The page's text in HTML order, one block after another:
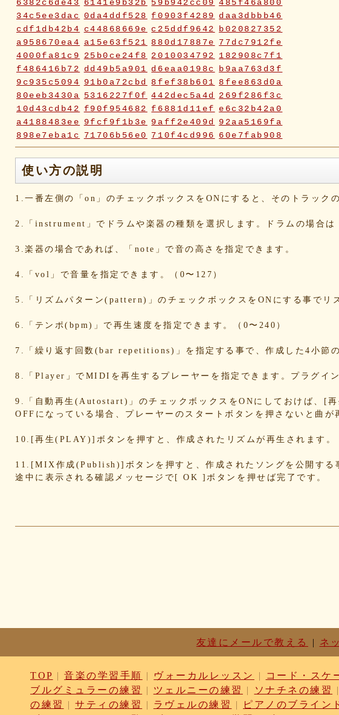
6382c6de43
6141e9b32b 59b942cc09 485f46a800
34c5ee3dac 0da4ddf528 f0903f4289
daa3dbbb46
cdf1db42b4
c44868669e c25ddf9642
b020827352
a958670ea4
a15e63f521 880d17887e
77dc7912fe
4000fa81c9
25b0ce24f8 2010034792
182908c7f1
f486416b72
dd49b5a901 d6eaa0198c
b9aa763d3f
9c935c5094
91b0a72cbd 8fef38b601
8fee863d0a
80eeb3430a
5316227f0f 442dec5a4d
269f286f3c
10d43cdb42
f90f954682 f6881d11ef
e6c32b42a0
a4188483ee
9fcf9f1b3e 9aff2e409d
92aa5169fa
898e7eba1c
71706b56e0 710f4cd996
60e7fab908
2fc2817e70 2fbd748ca9 2bc2c23116 18ae976a5f
0a5c7d06ca
072e6fe598
d6a569fc0b cd3dccbd2e
9519718cc1 8dbfbb62db 80769b257d
66befeb510
eb3fa731cd ca1398119b c8cb07711a ba23f8e41e
0ec360312d faa9413074 edf12ab6c3
dee16d27c4
b5b6539562
9fcce57df6 8b24beae51
856c39952d
8288cef79d 4c796286c6
1568abddff
0de2e30836 02998e587d
d5377cd92c
9ef6ebcac2 99ce8a767d 924d9cb69e 924420a7a3
5e80ad5293 5095988ef6 4b7930b4d0 2038b53613
d836b49a9d d76a3e8c23 b9fed15d2b
b38ab1d1b8
a01087c2be 83d205db59 8058ee16b9 6709558878
49f63675b9 15ebcaa807 f447739453
f1c0d3dc34
b0ebace0d4 aa7f949dad a558c898d9 6c1bd04085
e186dc0158 d654560420 c7b6a2d824 c2d4263ad3
b6a3ebae49
a1d5a5a815 8e583fa566 7ad1494187
f839ea6eb8 f59ab6f876 d4f92dc6f9 c81b0593c1
b77b06e8c8 b6c669ff01
b0b41f52fa 96116e3c1b 87fe98e89a 8247dd5d17
7c7c130e4a 7518e463a7 56dc16e387 51b2dae66f
3e795bcaec 010563934b f49c4744b8 e5442af73b
使い方の説明
1.一番左側の「on」のチェックボックスをONにすると、そのトラック
2.「instrument」でドラムや楽器の種類を選択します。ドラムの場合
3.楽器の場合であれば、「note」で音の高さを指定できます。
4.「vol」で音量を指定できます。（0〜127）
5.「リズムパターン(pattern)」のチェックボックスをONにする事でリ
6.「テンポ(bpm)」で再生速度を指定できます。（0〜240）
7.「繰り返す回数(bar repetitions)」を指定する事で、作成した4小節
8.「Player」でMIDIを再生するプレーヤーを指定できます。プラグイ
9.「自動再生(Autostart)」のチェックボックスをONにしておけば、[
OFFになっている場合、プレーヤーのスタートボタンを押さないと曲が
10.[再生(PLAY)]ボタンを押すと、作成されたリズムが再生されます。
11.[MIX作成(Publish)]ボタンを押すと、作成されたソングを公開する
途中に表示される確認メッセージで[ OK ]ボタンを押せば完了です。
友達にメールで教える | ネ
TOP |音楽の学習手順 | ヴォーカルレッスン | コード・スケ
ブルグミュラーの練習
| ツェルニーの練習 | ソナチネの練習 |
の練習
|サティの練習 | ラヴェルの練習 | ピアノのブライン